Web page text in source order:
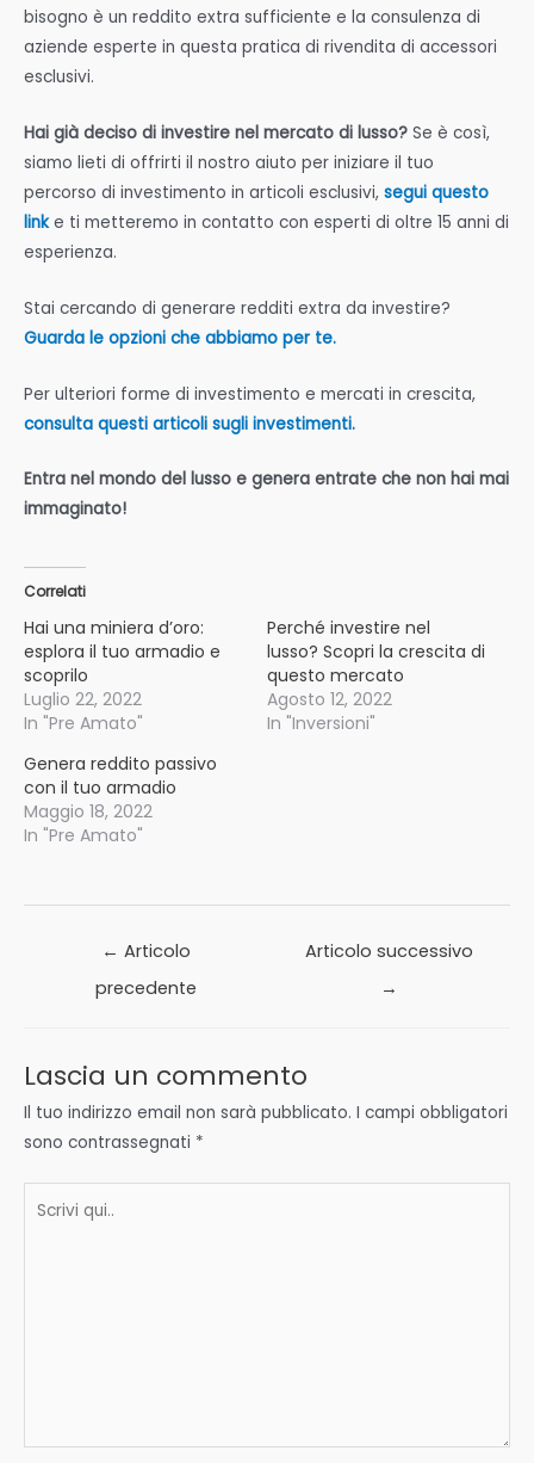
bisogno è un reddito extra sufficiente e la consulenza di
aziende esperte in questa pratica di rivendita di accessori
esclusivi.
Hai già deciso di investire nel mercato di lusso? Se è così,
siamo lieti di offrirti il nostro aiuto per iniziare il tuo
percorso di investimento in articoli esclusivi, segui questo
link e ti metteremo in contatto con esperti di oltre 15 anni di
esperienza.
Stai cercando di generare redditi extra da investire?
Guarda le opzioni che abbiamo per te.
Per ulteriori forme di investimento e mercati in crescita,
consulta questi articoli sugli investimenti.
Entra nel mondo del lusso e genera entrate che non hai mai
immaginato!
Correlati
Hai una miniera d’oro:
esplora il tuo armadio e
scoprilo
Luglio 22, 2022
In "Pre Amato"
Perché investire nel
lusso? Scopri la crescita di
questo mercato
Agosto 12, 2022
In "Inversioni"
Genera reddito passivo
con il tuo armadio
Maggio 18, 2022
In "Pre Amato"
← Articolo
precedente
Articolo successivo
→
Lascia un commento
Il tuo indirizzo email non sarà pubblicato. I campi obbligatori
sono contrassegnati *